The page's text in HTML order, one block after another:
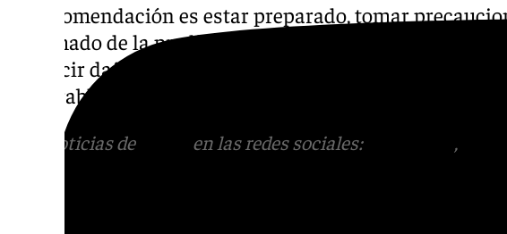
La recomendación es estar preparado, tomar
informado de la predicción meteorológica más
producir daños graves a personas y bienes,
vulnerables o en zonas expuestas al fenómeno.
Más noticias de en las redes sociales: ,